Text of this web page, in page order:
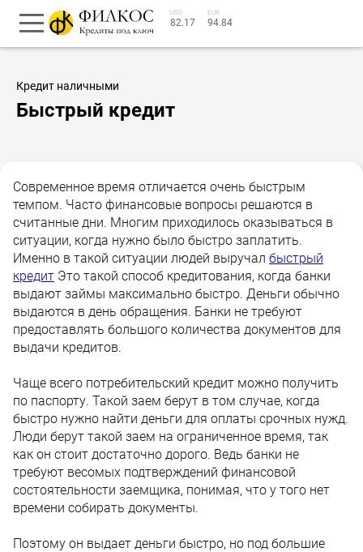
USD
82.17
EUR
94.84
Кредит наличными
Быстрый кредит
Современное время отличается очень быстрым
темпом. Часто финансовые вопросы решаются в
считанные дни. Многим приходилось оказываться в
ситуации, когда нужно было быстро заплатить.
Именно в такой ситуации людей выручал быстрый
кредит Это такой способ кредитования, когда банки
выдают займы максимально быстро. Деньги обычно
выдаются в день обращения. Банки не требуют
предоставлять большого количества документов для
выдачи кредитов.
Чаще всего потребительский кредит можно получить
по паспорту. Такой заем берут в том случае, когда
быстро нужно найти деньги для оплаты срочных нужд.
Люди берут такой заем на ограниченное время, так
как он стоит достаточно дорого. Ведь банки не
требуют весомых подтверждений финансовой
состоятельности заемщика, понимая, что у того нет
времени собирать документы.
Поэтому он выдает деньги быстро, но под большие